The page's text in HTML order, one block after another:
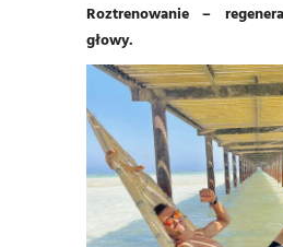
Roztrenowanie –
głowy.